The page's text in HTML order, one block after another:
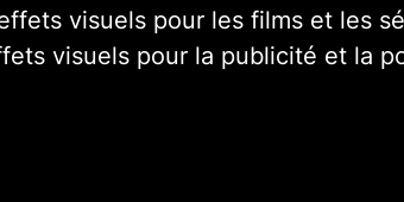
visuels pour les films et les
visuels pour la publicité et la